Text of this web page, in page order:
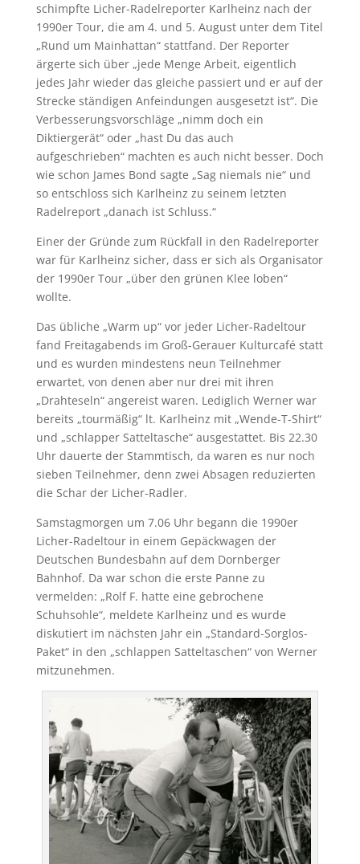
schimpfte Licher-Radelreporter Karlheinz nach der
1990er Tour, die am 4. und 5. August unter dem Titel
„Rund um Mainhattan“ stattfand. Der Reporter
ärgerte sich über „jede Menge Arbeit, eigentlich
jedes Jahr wieder das gleiche passiert und er auf der
Strecke ständigen Anfeindungen ausgesetzt ist“. Die
Verbesserungsvorschläge „nimm doch ein
Diktiergerät“ oder „hast Du das auch
aufgeschrieben“ machten es auch nicht besser. Doch
wie schon James Bond sagte „Sag niemals nie“ und
so entschloss sich Karlheinz zu seinem letzten
Radelreport „danach ist Schluss.“
Einer der Gründe zum Rückfall in den Radelreporter
war für Karlheinz sicher, dass er sich als Organisator
der 1990er Tour „über den grünen Klee loben“
wollte.
Das übliche „Warm up“ vor jeder Licher-Radeltour
fand Freitagabends im Groß-Gerauer Kulturcafé statt
und es wurden mindestens neun Teilnehmer
erwartet, von denen aber nur drei mit ihren
„Drahteseln“ angereist waren. Lediglich Werner war
bereits „tourmäßig“ lt. Karlheinz mit „Wende-T-Shirt“
und „schlapper Satteltasche“ ausgestattet. Bis 22.30
Uhr dauerte der Stammtisch, da waren es nur noch
sieben Teilnehmer, denn zwei Absagen reduzierten
die Schar der Licher-Radler.
Samstagmorgen um 7.06 Uhr begann die 1990er
Licher-Radeltour in einem Gepäckwagen der
Deutschen Bundesbahn auf dem Dornberger
Bahnhof. Da war schon die erste Panne zu
vermelden: „Rolf F. hatte eine gebrochene
Schuhsohle“, meldete Karlheinz und es wurde
diskutiert im nächsten Jahr ein „Standard-Sorglos-
Paket“ in den „schlappen Satteltaschen“ von Werner
mitzunehmen.